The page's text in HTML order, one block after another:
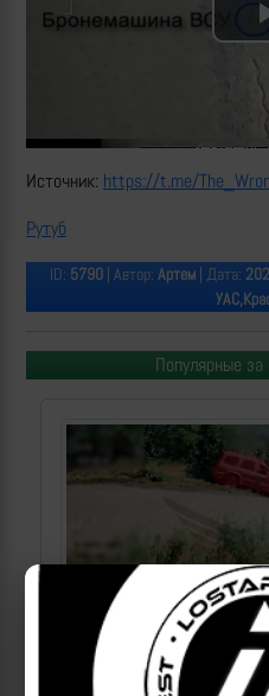
Источник: https://t.me/
Рутуб
ID: 5790 | Автор: Артем | Дата:
Популярные
Операторы Центра